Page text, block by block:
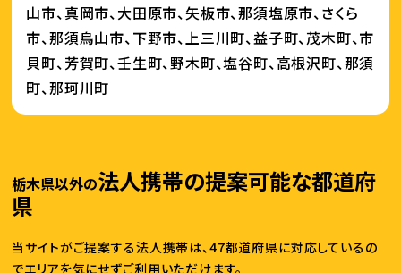
山市、真岡市、大田原市、矢板市、那須塩原市、さくら
市、那須烏山市、下野市、上三川町、益子町、茂木町、市
貝町、芳賀町、壬生町、野木町、塩谷町、高根沢町、那須
町、那珂川町
栃木県以外の法人携帯の提案可能な都道府
県
当サイトがご提案する法人携帯は、47都道府県に対応しているの
でエリアを気にせずご利用いただけます。